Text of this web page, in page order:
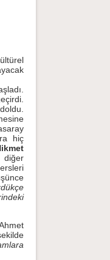
EFENDI
hiç
diğer